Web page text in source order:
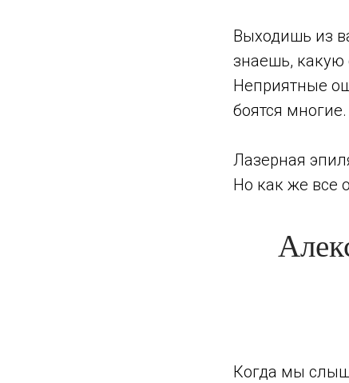
Выходишь из
знаешь, какую
Неприятные
боятся многие.
Лазерная
Но как же все
Когда мы